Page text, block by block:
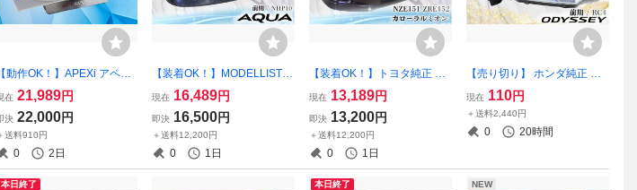
【動作OK！】APEXi アペッ
クス RSM REV SPEED MET
ER レブスピードメーター 追
メーター 単体 激安魔王
在 21,989円
決 22,000円
送料910円
0 2日
【装着OK！】MODELLISTA
モデリスタ NHP10 アクア 前
期 フロントスポイラー リッ
プスポイラー ハーフスポイ
ラー D2531-36210 激安魔王
外装
現在 16,489円
即決 16,500円
＋送料12,200円
0 1日
【装着OK！】トヨタ純正 NZ
E151 ZRE152 カローラルミ
オン バンパー バンパーパネ
ル フロントバンパー フォグ
付き 52119-12B50
現在 13,189円
即決 13,200円
＋送料12,200円
0 1日
【売り切り】 ホンダ純正 RC
4 オデッセイ ハイブリッド
前期 LED ヘッドライト ヘッ
ドランプ 右 右側 運転席側 K
OITO 100-18076 刻印C1 ●
現在 110円
＋送料2,440円
0 20時間
本日終了 本日終了 NEW